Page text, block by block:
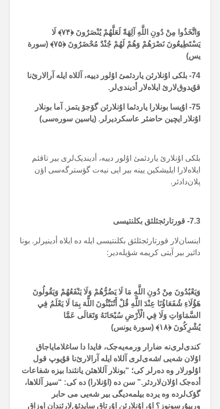
وَاتَّخَذُوا مِنْ دُونِ اللَّهِ آلِهَةً لَعَلَّهُمْ يُنْصَرُونَ ﴿۷۴﴾ لَا
يَسْتَطِيعُونَ نَصْرَهُمْ وَهُمْ لَهُمْ جُنْدٌ مُحْضَرُونَ ﴿۷۵﴾ (سورة
یس)
74- بلکی اۇنلارئن یاردئمئ اۇلور دییە، آللاە ایلە آرالارئ‌نا
قۇیدوق‌لارئ ایلاەلار أدیندی‌لر.
75- اۇیسا
بونلارا یاردئما اۇنلارئن گۆجۆ یتمز. آما بونلار
اۇنلار ایچین حاضئر عاسکردیرلر. (یاسین سورەسی)
بلکی اۇنلارئ یاردئمئ اۇلور دییە، أدیندیک‌لری بیر تاقئم
ایلاەلارا ایلیشکین یینە بیر ایی نیەت گؤسترگەسی اؤن
پلان‌دادئر.
7.3- قورتارئجئلئق بکلنتیسی
اینسان‌لار قورتارئجئلئق بکلنتیسی ایلە دە ایلاە أدینیرلر. بونا
دائیر بیر آیتی کریمە شؤیلەدیر:
وَيَعْبُدُونَ مِنْ دُونِ اللَّهِ مَا لَا يَضُرُّهُمْ وَلَا يَنْفَعُهُمْ وَيَقُولُونَ
هَؤُلَاءِ شُفَعَاؤُنَا عِنْدَ اللَّهِ قُلْ أَتُنَبِّئُونَ اللَّهَ بِمَا لَا يَعْلَمُ فِي
السَّمَاوَاتِ وَلَا فِي الْأَرْضِ سُبْحَانَهُ وَتَعَالَى عَمَّا
يُشْرِكُونَ ﴿۱۸﴾ (سورة یونس)
کندی‌لری‌نە ضارار ورمەیەجک، فایدا دا ساغلامایاجاق
اۇلان شەیی /شەی‌لری آللاە ایلە آرالارئ‌نا قۇیوپ قول
اۇلورلار وە دەرلر کی؛ “بونلار آللاهئن یانئندا بیزە شفاعات
أدەجک اۇلان‌لاردئر.” سن دە (اۇنلارا) دە کی: “سیز آللاها،
گؤک‌لردە وە یردە بیلمەدیگی بیر شەیی می حابر
ورییۇرسونوز؟ اۇ، اۇنلارئن اۇرتاق سایدئق‌لارئندان اوزاق